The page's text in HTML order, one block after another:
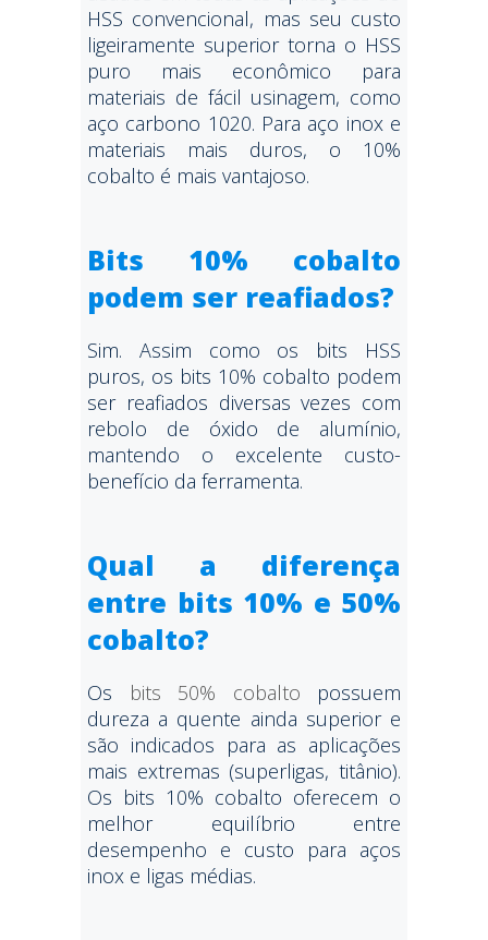
HSS convencional, mas seu custo
ligeiramente superior torna o HSS
puro mais econômico para
materiais de fácil usinagem, como
aço carbono 1020. Para aço inox e
materiais mais duros, o 10%
cobalto é mais vantajoso.
Bits 10% cobalto
podem ser reafiados?
Sim. Assim como os bits HSS
puros, os bits 10% cobalto podem
ser reafiados diversas vezes com
rebolo de óxido de alumínio,
mantendo o excelente custo-
benefício da ferramenta.
Qual a diferença
entre bits 10% e 50%
cobalto?
Os bits 50% cobalto possuem
dureza a quente ainda superior e
são indicados para as aplicações
mais extremas (superligas, titânio).
Os bits 10% cobalto oferecem o
melhor equilíbrio entre
desempenho e custo para aços
inox e ligas médias.